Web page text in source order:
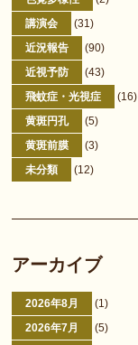
講演会
(31)
近況報告
(90)
近視予防
(43)
飛蚊症・光視症
(16)
黄斑円孔
(5)
黄斑前膜
(3)
未分類
(12)
アーカイブ
2026年8月
(1)
2026年7月
(5)